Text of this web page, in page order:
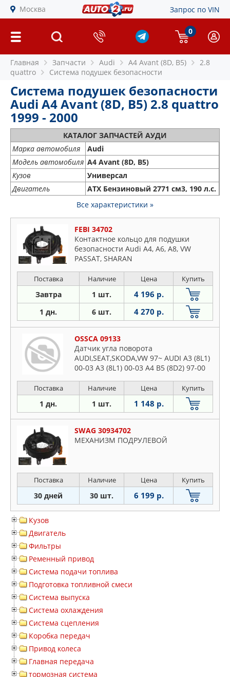
Москва Запрос по VIN
0
Главная Запчасти Audi A4 Avant (8D, B5)
2.8
quattro
Система подушек безопасности
Система подушек безопасности
Audi A4 Avant (8D, B5) 2.8 quattro
1999 - 2000
КАТАЛОГ ЗАПЧАСТЕЙ АУДИ
Марка автомобиля
Audi
Модель автомобиля A4 Avant (8D, B5)
Кузов
Универсал
Двигатель
ATX Бензиновый 2771 см3, 190 л.с.
Все характеристики »
FEBI 34702
Контактное кольцо для подушки
безопасности Audi A4, A6, A8, VW
PASSAT, SHARAN
Поставка Наличие Цена Купить
Завтра 1 шт. 4 196 р.
1 дн. 6 шт. 4 270 р.
OSSCA 09133
Датчик угла поворота
AUDI,SEAT,SKODA,VW 97~ AUDI A3 (8L1)
00-03 A3 (8L1) 00-03 A4 B5 (8D2) 97-00
Поставка Наличие Цена Купить
1 дн. 1 шт. 1 148 р.
SWAG 30934702
МЕХАНИЗМ ПОДРУЛЕВОЙ
Поставка Наличие Цена Купить
30 дней 30 шт. 6 199 р.
Кузов
Двигатель
Фильтры
Ременный привод
Система подачи топлива
Подготовка топливной смеси
Система выпуска
Система охлаждения
Система сцепления
Коробка передач
Привод колеса
Главная передача
тормозная система